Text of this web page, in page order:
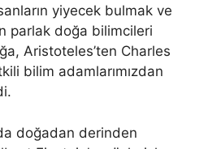
yiyecek bulmak ve
parlak doğa bilimcileri
Aristoteles’ten Charles
bilim adamlarımızdan
doğadan derinden